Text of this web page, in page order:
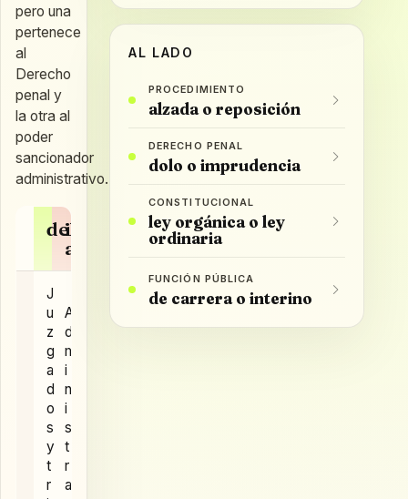
pero una
pertenece
al
Derecho
penal y
la otra al
poder
sancionador
administrativo.
delito
infracción
administrativa
J
u
z
g
a
d
o
s
y
t
r
A
d
m
i
n
i
s
t
r
a
AL LADO
PROCEDIMIENTO
alzada o reposición
DERECHO PENAL
dolo o imprudencia
CONSTITUCIONAL
ley orgánica o ley
ordinaria
FUNCIÓN PÚBLICA
de carrera o interino